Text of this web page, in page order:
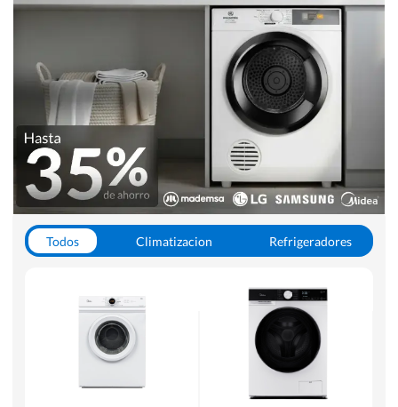
Todos Climatizacion
Refrigeradores
Otros